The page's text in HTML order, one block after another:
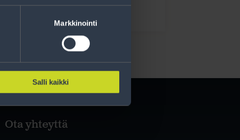
Markkinointi
Salli kaikki
Ota yhteyttä